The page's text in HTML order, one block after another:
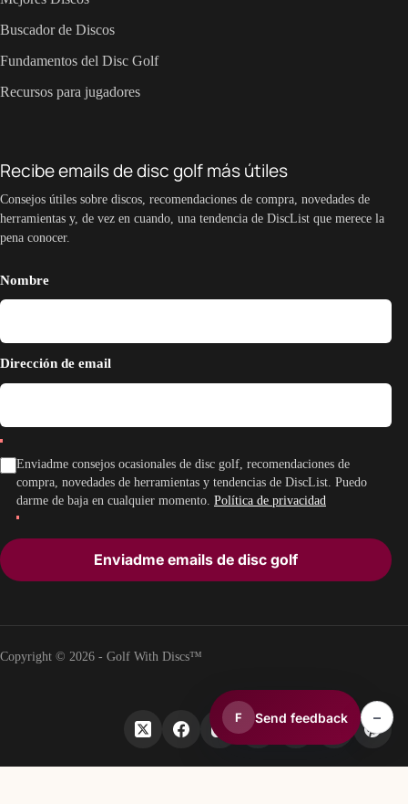
Buscador de Discos
Fundamentos del Disc Golf
Recursos para jugadores
Recibe emails de disc golf más útiles
Consejos útiles sobre discos, recomendaciones de compra, novedades de
herramientas y, de vez en cuando, una tendencia de DiscList que merece la
pena conocer.
Nombre
Dirección de email
Enviadme consejos ocasionales de disc golf, recomendaciones de
compra, novedades de herramientas y tendencias de DiscList. Puedo
darme de baja en cualquier momento. Política de privacidad
Enviadme emails de disc golf
Copyright © 2026 - Golf With Discs™
F Send feedback –